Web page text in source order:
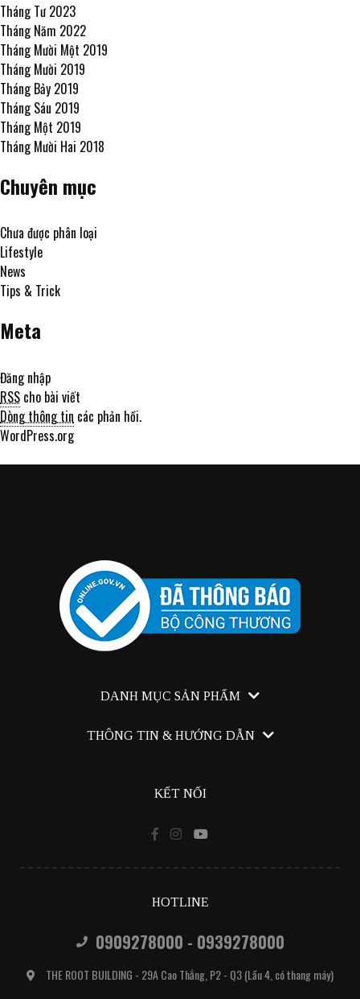
Tháng Tư 2023
Tháng Năm 2022
Tháng Mười Một 2019
Tháng Mười 2019
Tháng Bảy 2019
Tháng Sáu 2019
Tháng Một 2019
Tháng Mười Hai 2018
Chuyên mục
Chưa được phân loại
Lifestyle
News
Tips & Trick
Meta
Đăng nhập
RSS cho bài viết
Dòng thông tin các phản hồi.
WordPress.org
DANH MỤC SẢN PHẨM
Canmake Tokyo
THÔNG TIN & HƯỚNG DẪN
Chính sách bán hàng
Cách thức giao nhận
KẾT NỐI
HOTLINE
0909278000 - 0939278000
THE ROOT BUILDING - 29A Cao Thắng, P2 - Q3 (Lầu 4, có thang máy)